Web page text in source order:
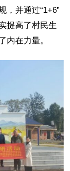
，并通过“1+6”
提高了村民生
内在力量。